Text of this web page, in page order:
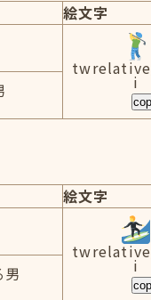
絵文字
i
絵文字
i
男